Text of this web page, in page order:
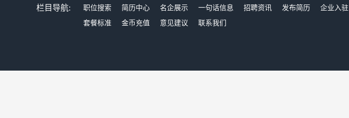
栏目导航: 职位搜索 简历中心 名企展示 一句话信息 招聘资讯 发布简历 企业入驻
套餐标准
金币充值 意见建议 联系我们